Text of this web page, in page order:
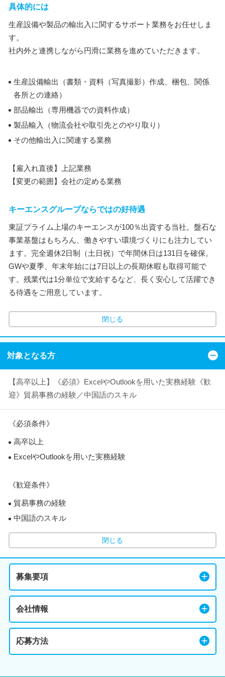
具体的には
生産設備や製品の輸出入に関するサポート業務をお任せしま
す。
社内外と連携しながら円滑に業務を進めていただきます。
生産設備輸出（書類・資料（写真撮影）作成、梱包、関係
各所との連絡）
部品輸出（専用機器での資料作成）
製品輸入（物流会社や取引先とのやり取り）
その他輸出入に関連する業務
【雇入れ直後】上記業務
【変更の範囲】会社の定める業務
キーエンスグループならではの好待遇
東証プライム上場のキーエンスが100％出資する当社。盤石な
事業基盤はもちろん、働きやすい環境づくりにも注力してい
ます。完全週休2日制（土日祝）で年間休日は131日を確保。
GWや夏季、年末年始には7日以上の長期休暇も取得可能で
す。残業代は1分単位で支給するなど、長く安心して活躍でき
る待遇をご用意しています。
閉じる
対象となる方
【高卒以上】《必須》ExcelやOutlookを用いた実務経験《歓
迎》貿易事務の経験／中国語のスキル
《必須条件》
高卒以上
ExcelやOutlookを用いた実務経験
《歓迎条件》
貿易事務の経験
中国語のスキル
閉じる
募集要項
会社情報
応募方法